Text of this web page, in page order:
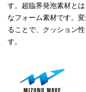
す。超臨界発泡素材と
なフォーム素材です。
ることで、クッション
す。